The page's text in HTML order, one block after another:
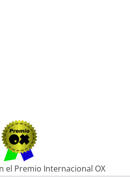
el Premio Internacional OX